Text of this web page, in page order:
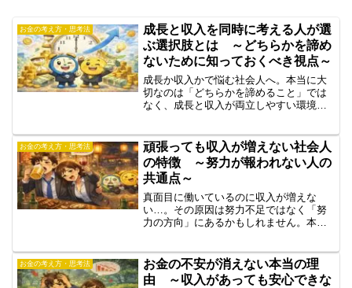
お金の考え方・思考法
成長と収入を同時に考える人が選
ぶ選択肢とは ～どちらかを諦め
ないために知っておくべき視点～
成長か収入かで悩む社会人へ。本当に大
切なのは「どちらかを諦めること」では
なく、成長と収入が両立しやすい環境や
す人の考え方、依存しすぎない働き方を
わかりやすく解説します。
お金の考え方・思考法
頑張っても収入が増えない社会人
の特徴 ～努力が報われない人の
共通点～
真面目に働いているのに収入が増えな
い…。その原因は努力不足ではなく「努
力の方向」にあるかもしれません。本記
収入を増やすための視点を解説します。
お金の考え方・思考法
お金の不安が消えない本当の理
由 ～収入があっても安心できな